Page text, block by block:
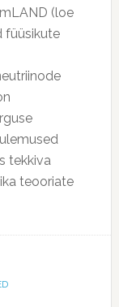
(loe
füüsikute
tekkiva
teooriate